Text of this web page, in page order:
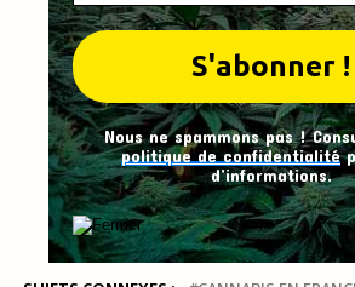
Nous ne spammons pas !
politique de confidentialité
d’informations.